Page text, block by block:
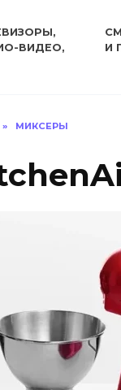
ВИДЕО,
И
» МИКСЕРЫ